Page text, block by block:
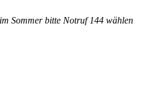
Sommer bitte Notruf 144 wählen